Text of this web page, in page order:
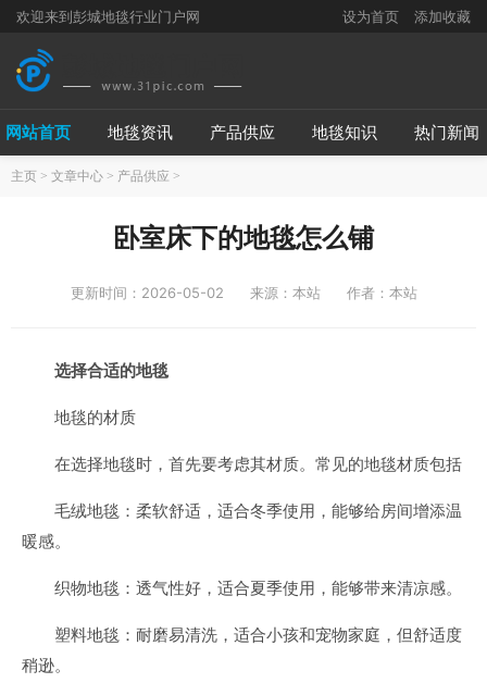
欢迎来到彭城地毯行业门户网 设为首页 添加收藏
网站首页 地毯资讯 产品供应 地毯知识 热门新闻
主页 > 文章中心 > 产品供应 >
卧室床下的地毯怎么铺
更新时间：2026-05-02 来源：本站 作者：本站
选择合适的地毯
地毯的材质
在选择地毯时，首先要考虑其材质。常见的地毯材质包括
毛绒地毯：柔软舒适，适合冬季使用，能够给房间增添温
暖感。
织物地毯：透气性好，适合夏季使用，能够带来清凉感。
塑料地毯：耐磨易清洗，适合小孩和宠物家庭，但舒适度
稍逊。